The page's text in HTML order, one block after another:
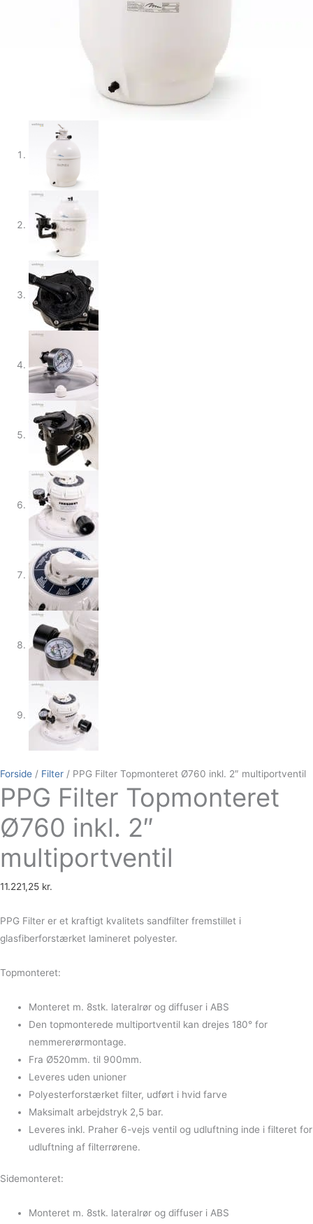
Forside / Filter / PPG Filter Topmonteret Ø760 inkl. 2″ multiportventil
PPG Filter Topmonteret
Ø760 inkl. 2″
multiportventil
11.221,25 kr.
PPG Filter er et kraftigt kvalitets sandfilter fremstillet i
glasfiberforstærket lamineret polyester.
Topmonteret:
Monteret m. 8stk. lateralrør og diffuser i ABS
Den topmonterede multiportventil kan drejes 180° for
nemmererørmontage.
Fra Ø520mm. til 900mm.
Leveres uden unioner
Polyesterforstærket filter, udført i hvid farve
Maksimalt arbejdstryk 2,5 bar.
Leveres inkl. Praher 6-vejs ventil og udluftning inde i filteret for
udluftning af filterrørene.
Sidemonteret:
Monteret m. 8stk. lateralrør og diffuser i ABS